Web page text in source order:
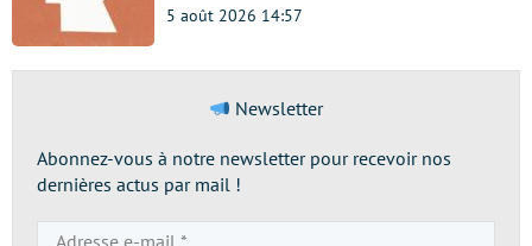
5 août 2026 14:57
Newsletter
Abonnez-vous à notre newsletter pour recevoir nos
dernières actus par mail !